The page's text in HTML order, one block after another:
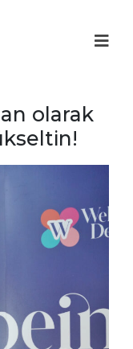
olarak